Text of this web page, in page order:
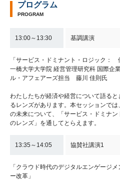
プログラム
PROGRAM
13:00～13:30 基調講演
「サービス・ドミナント・ロジック：
一橋大学大学院 経営管理研究科 国際企
ル・アフェアーズ担当 藤川 佳則氏
わたしたちが経済や経営について語る
るレンズがあります。本セッションで
の未来について、「サービス・ドミナ
のレンズ」を通してとらえます。
13:35～14:05 協賛社講演1
「クラウド時代のデジタルエンゲージ
ー改革」